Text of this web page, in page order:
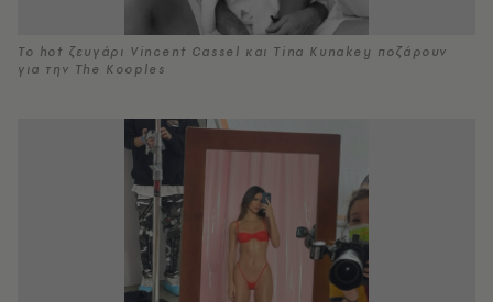
Το hot ζευγάρι Vincent Cassel και Tina Kunakey ποζάρουν
για την The Kooples